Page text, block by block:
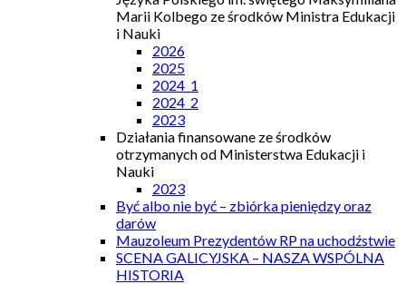
Marii Kolbego ze środków Ministra Edukacji
i Nauki
2026
2025
2024_1
2024_2
2023
Działania finansowane ze środków
otrzymanych od Ministerstwa Edukacji i
Nauki
2023
Być albo nie być – zbiórka pieniędzy oraz
darów
Mauzoleum Prezydentów RP na uchodźstwie
SCENA GALICYJSKA – NASZA WSPÓLNA
HISTORIA